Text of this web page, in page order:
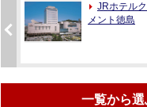
前
へ
JRホテル
メント徳島
一覧から選